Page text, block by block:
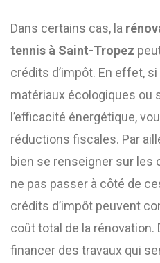
Dans certains cas, la
tennis à Saint-Tropez
crédits d’impôt. En effet,
matériaux écologiques ou
l’efficacité énergétique,
réductions fiscales. Par
bien se renseigner sur les
ne pas passer à côté de
crédits d’impôt peuvent
coût total de la
financer des travaux qui